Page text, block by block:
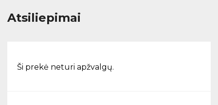
Atsiliepimai
Ši prekė neturi apžvalgų.